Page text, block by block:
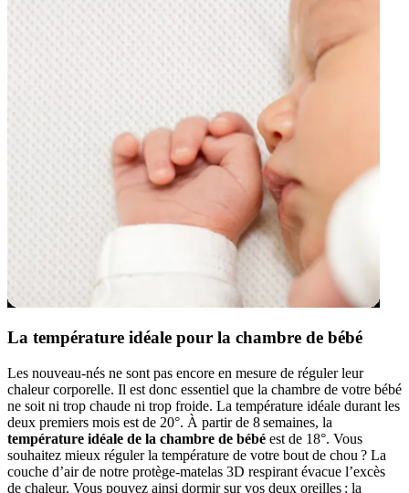
La température idéale pour la chambre de bébé
Les nouveau-nés ne sont pas encore en mesure de réguler leur
chaleur corporelle. Il est donc essentiel que la chambre de votre bébé
ne soit ni trop chaude ni trop froide. La température idéale durant les
deux premiers mois est de 20°. À partir de 8 semaines, la
température idéale de la chambre de bébé est de 18°. Vous
souhaitez mieux réguler la température de votre bout de chou ? La
couche d’air de notre protège-matelas 3D respirant évacue l’excès
de chaleur. Vous pouvez ainsi dormir sur vos deux oreilles : la